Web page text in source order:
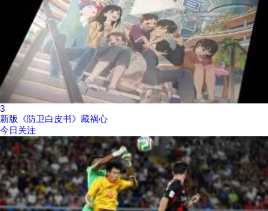
3
新版《防卫白皮书》藏祸心
今日关注